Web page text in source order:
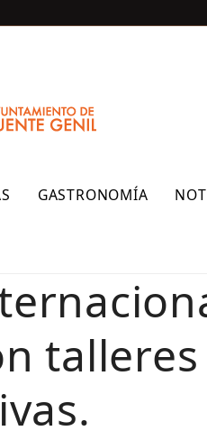
GASTRONOMÍA